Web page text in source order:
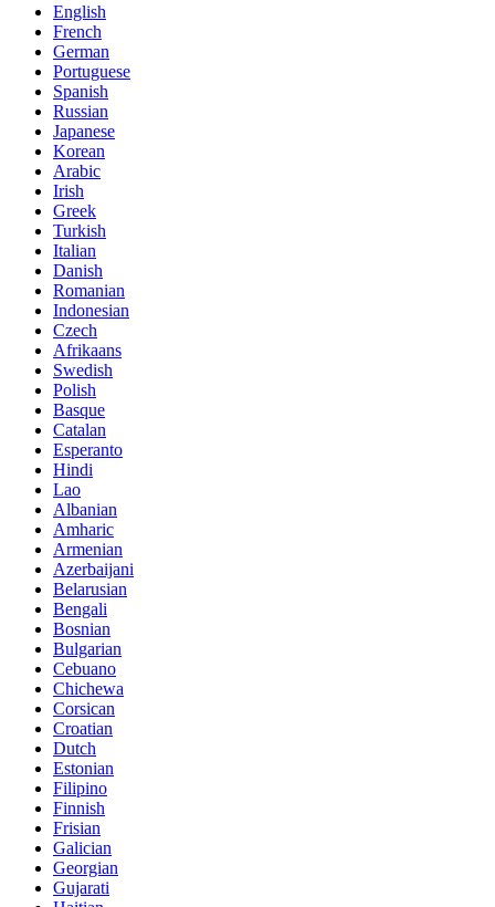
English
French
German
Portuguese
Spanish
Russian
Japanese
Korean
Arabic
Irish
Greek
Turkish
Italian
Danish
Romanian
Indonesian
Czech
Afrikaans
Swedish
Polish
Basque
Catalan
Esperanto
Hindi
Lao
Albanian
Amharic
Armenian
Azerbaijani
Belarusian
Bengali
Bosnian
Bulgarian
Cebuano
Chichewa
Corsican
Croatian
Dutch
Estonian
Filipino
Finnish
Frisian
Galician
Georgian
Gujarati